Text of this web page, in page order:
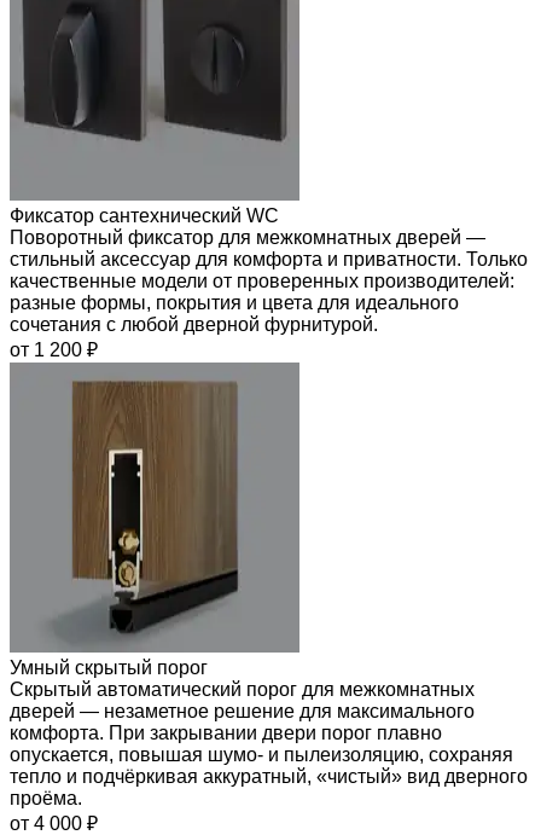
Фиксатор сантехнический WC
Поворотный фиксатор для межкомнатных дверей —
стильный аксессуар для комфорта и приватности. Только
качественные модели от проверенных производителей:
разные формы, покрытия и цвета для идеального
сочетания с любой дверной фурнитурой.
от 1 200 ₽
Умный скрытый порог
Скрытый автоматический порог для межкомнатных
дверей — незаметное решение для максимального
комфорта. При закрывании двери порог плавно
опускается, повышая шумо- и пылеизоляцию, сохраняя
тепло и подчёркивая аккуратный, «чистый» вид дверного
проёма.
от 4 000 ₽